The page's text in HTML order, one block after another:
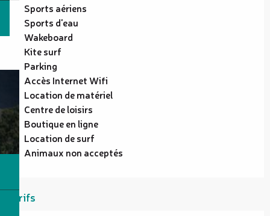
Sports aériens
Sports d'eau
Wakeboard
Kite surf
Parking
Accès Internet Wifi
Location de matériel
Centre de loisirs
Boutique en ligne
Location de surf
Animaux non acceptés
Tarifs